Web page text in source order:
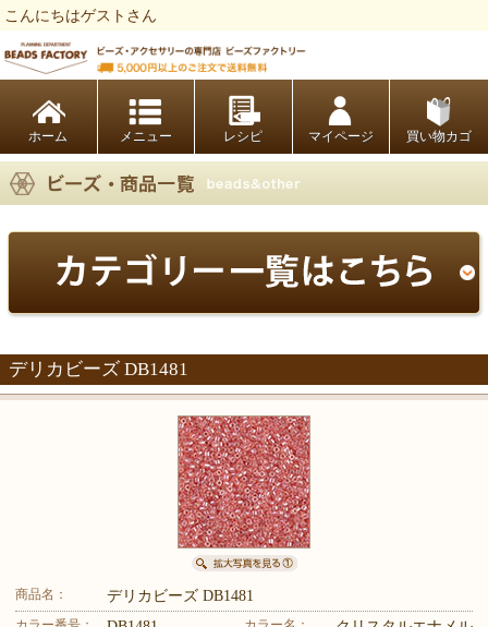
こんにちはゲストさん
ホーム レシピ マイページ 買い物カゴ
デリカビーズ DB1481
商品名： デリカビーズ DB1481